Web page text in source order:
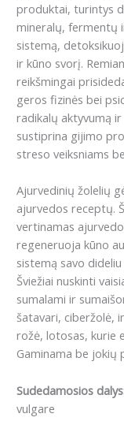
produktai, turintys
mineralų, fermentų
sistemą,
ir kūno svorį.
reikšmingai
geros fizinės bei
radikalų aktyvumą
sustiprina gijimo
streso veiksniams
Ajurvedinių žolelių
ajurvedos receptų.
vertinamas
regeneruoja kūno
sistemą savo
Šviežiai nuskinti
sumalami ir
šatavari, ciberžolė,
rožė, lotosas, kurie
Gaminama be jokių
Sudedamosios
vulgare